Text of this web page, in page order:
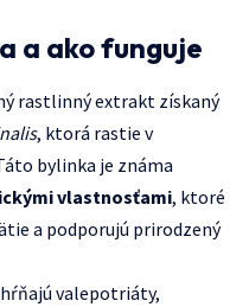
a ako funguje
rastlinný extrakt získaný
, ktorá rastie v
bylinka je známa
vlastnosťami, ktoré
a podporujú prirodzený
valepotriáty,